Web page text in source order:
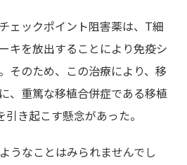
ェックポイント阻害薬は、T細
キを放出することにより免疫シ
そのため、この治療により、移
、重篤な移植合併症である移植
き起こす懸念があった。
うなことはみられませんでし